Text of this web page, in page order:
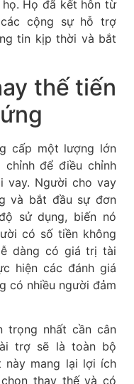
Họ đã kết hôn từ
cộng sự hỗ trợ
tin kịp thời và bắt
thế tiến
cấp một lượng lớn
để điều chỉnh
vay. Người cho vay
và bắt đầu sự đơn
sử dụng, biến nó
có số tiền không
dàng có giá trị tài
hiện các đánh giá
có nhiều người đảm
trọng nhất cần cân
trợ sẽ là toàn bộ
này mang lại lợi ích
thay thế và có